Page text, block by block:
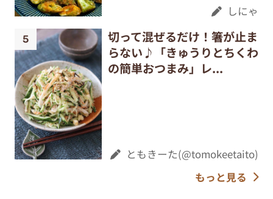
しにゃ
切って混ぜるだけ！箸が止ま
らない♪「きゅうりとちくわ
の簡単おつまみ」レ...
ともきーた(@tomokeetaito)
もっと見る